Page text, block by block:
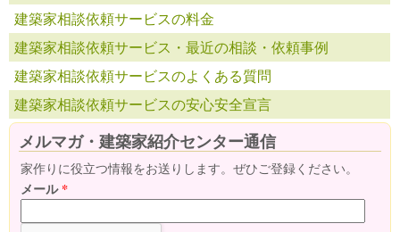
建築家相談依頼サービスの料金
建築家相談依頼サービス・最近の相談・依頼事例
建築家相談依頼サービスのよくある質問
建築家相談依頼サービスの安心安全宣言
メルマガ・建築家紹介センター通信
家作りに役立つ情報をお送りします。ぜひご登録ください。
メール*